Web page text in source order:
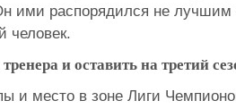
ими распорядился не лучшим
человек.
и оставить на третий
и место в зоне Лиги